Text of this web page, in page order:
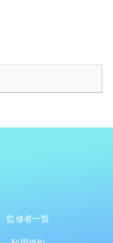
監修者一覧